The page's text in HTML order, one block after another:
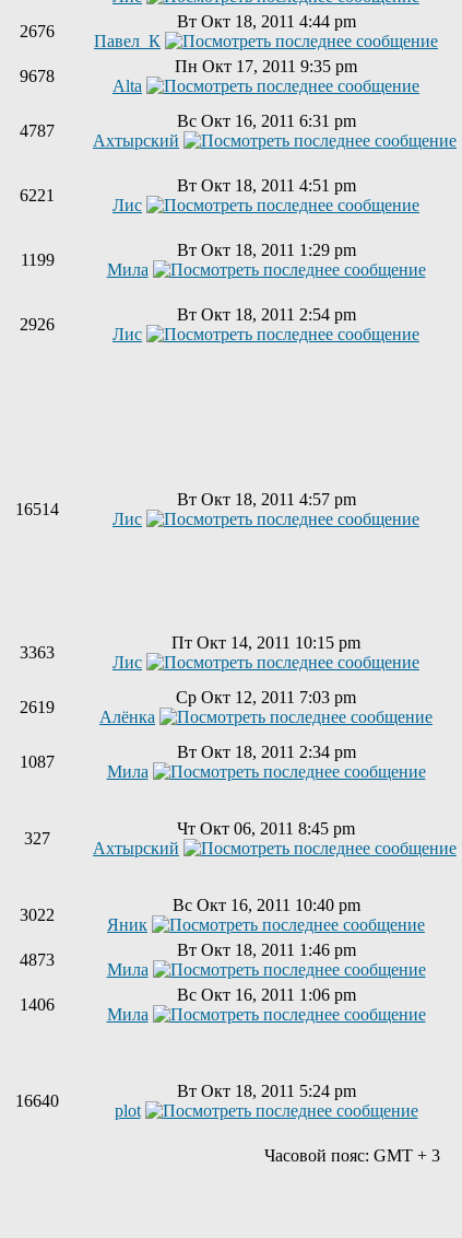
2676
Вт Окт 18, 2011 4:44 pm
Павел_К
9678
Пн Окт 17, 2011 9:35 pm
Alta
4787
Вс Окт 16, 2011 6:31 pm
Ахтырский
6221
Вт Окт 18, 2011 4:51 pm
Лис
1199
Вт Окт 18, 2011 1:29 pm
Мила
2926
Вт Окт 18, 2011 2:54 pm
Лис
16514
Вт Окт 18, 2011 4:57 pm
Лис
3363
Пт Окт 14, 2011 10:15 pm
Лис
2619
Ср Окт 12, 2011 7:03 pm
Алёнка
1087
Вт Окт 18, 2011 2:34 pm
Мила
327
Чт Окт 06, 2011 8:45 pm
Ахтырский
3022
Вс Окт 16, 2011 10:40 pm
Яник
4873
Вт Окт 18, 2011 1:46 pm
Мила
1406
Вс Окт 16, 2011 1:06 pm
Мила
16640
Вт Окт 18, 2011 5:24 pm
plot
Часовой пояс: GMT + 3